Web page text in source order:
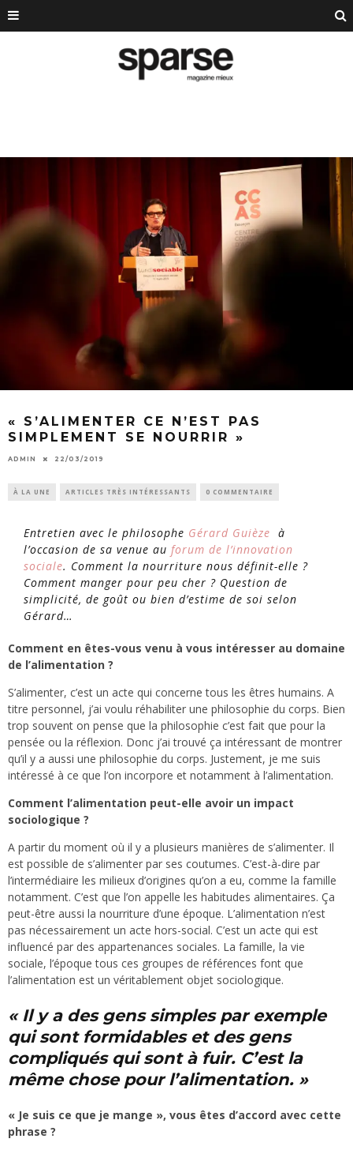
« S’ALIMENTER CE N’EST PAS
SIMPLEMENT SE NOURRIR »
ADMIN 22/03/2019
À LA UNE ARTICLES TRÈS INTÉRESSANTS 0 COMMENTAIRE
Entretien avec le philosophe Gérard Guièze à
l’occasion de sa venue au forum de l’innovation
sociale. Comment la nourriture nous définit-elle ?
Comment manger pour peu cher ? Question de
simplicité, de goût ou bien d’estime de soi selon
Gérard…
Comment en êtes-vous venu à vous intéresser au domaine
de l’alimentation ?
S’alimenter, c’est un acte qui concerne tous les êtres humains. A
titre personnel, j’ai voulu réhabiliter une philosophie du corps. Bien
trop souvent on pense que la philosophie c’est fait que pour la
pensée ou la réflexion. Donc j’ai trouvé ça intéressant de montrer
qu’il y a aussi une philosophie du corps. Justement, je me suis
intéressé à ce que l’on incorpore et notamment à l’alimentation.
Comment l’alimentation peut-elle avoir un impact
sociologique ?
A partir du moment où il y a plusieurs manières de s’alimenter. Il
est possible de s’alimenter par ses coutumes. C’est-à-dire par
l’intermédiaire les milieux d’origines qu’on a eu, comme la famille
notamment. C’est que l’on appelle les habitudes alimentaires. Ça
peut-être aussi la nourriture d’une époque. L’alimentation n’est
pas nécessairement un acte hors-social. C’est un acte qui est
influencé par des appartenances sociales. La famille, la vie
sociale, l’époque tous ces groupes de références font que
l’alimentation est un véritablement objet sociologique.
« Il y a des gens simples par exemple
qui sont formidables et des gens
compliqués qui sont à fuir. C’est la
même chose pour l’alimentation. »
« Je suis ce que je mange », vous êtes d’accord avec cette
phrase ?